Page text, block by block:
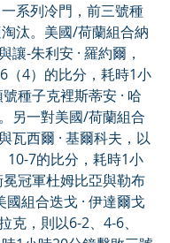
系列冷門，前三號種
汰。美國/荷蘭組合納
讓-朱利安 · 羅約爾，
（4）的比分，耗時1小
種子克裡斯蒂安 · 哈
另一對美國/荷蘭組合
瓦西爾 · 基爾科夫，以
10-7的比分，耗時1小
冠軍杜姆比亞與勒布
組合迭戈 · 伊達爾戈
克，則以6-2、4-6、